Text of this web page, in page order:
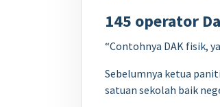
145 operator
“Contohnya DAK fisik,
Sebelumnya ketua
satuan sekolah baik